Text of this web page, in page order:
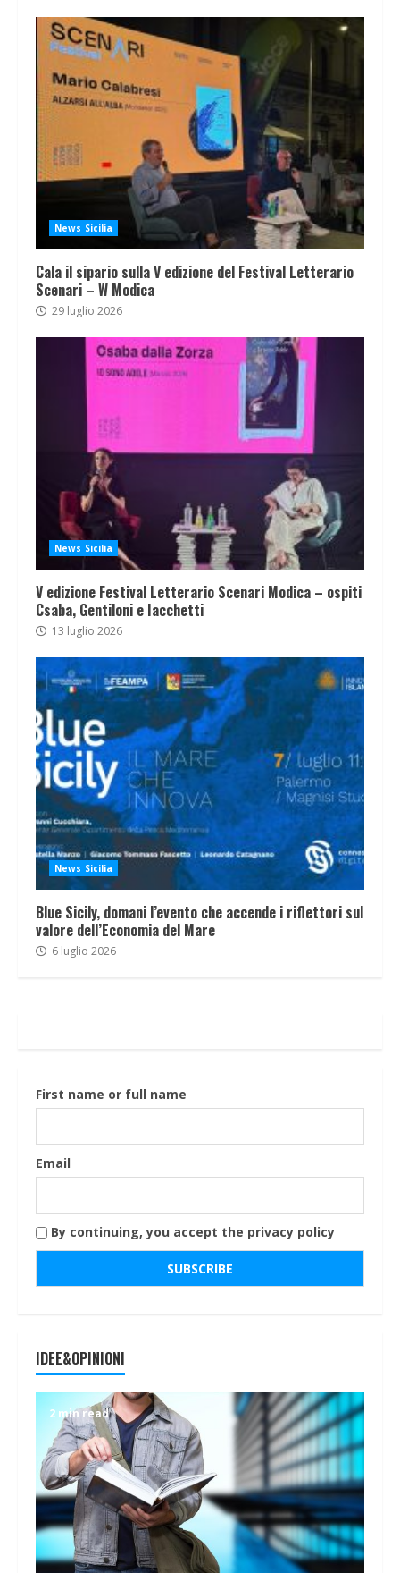
News Sicilia
Cala il sipario sulla V edizione del Festival Letterario
Scenari – W Modica
29 luglio 2026
News Sicilia
V edizione Festival Letterario Scenari Modica – ospiti
Csaba, Gentiloni e Iacchetti
13 luglio 2026
News Sicilia
Blue Sicily, domani l’evento che accende i riflettori sul
valore dell’Economia del Mare
6 luglio 2026
First name or full name
Email
By continuing, you accept the privacy policy
IDEE&OPINIONI
2 min read